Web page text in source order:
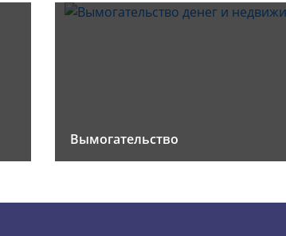
Вымогательство